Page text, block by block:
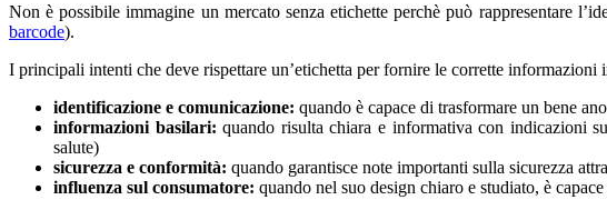
Non è possibile immagine un mercato senza etichette perchè può rappresentare
barcode).
I principali intenti che deve rispettare un’etichetta per fornire le corrette informazioni
identificazione e comunicazione: quando è capace di trasformare un bene
informazioni basilari: quando risulta chiara e informativa con indicazioni
salute)
sicurezza e conformità: quando garantisce note importanti sulla sicurezza
influenza sul consumatore: quando nel suo design chiaro e studiato, è